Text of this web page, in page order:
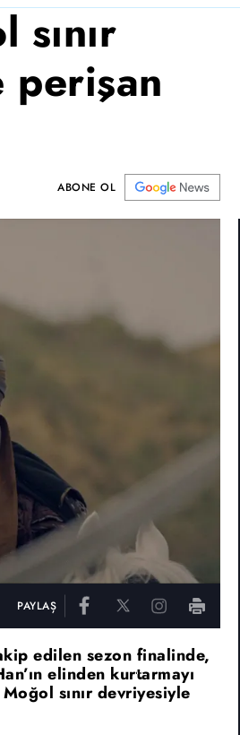
perişan
ABONE OL
PAYLAŞ
edilen sezon finalinde,
elinden kurtarmayı
sınır devriyesiyle